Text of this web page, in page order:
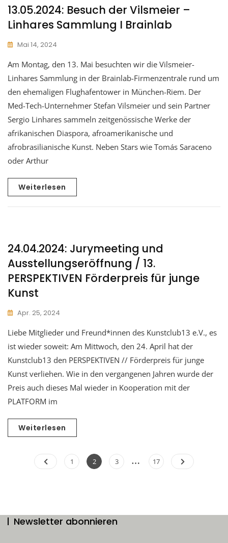
13.05.2024: Besuch der Vilsmeier –
Linhares Sammlung I Brainlab
Mai 14, 2024
Am Montag, den 13. Mai besuchten wir die Vilsmeier-
Linhares Sammlung in der Brainlab-Firmenzentrale rund um
den ehemaligen Flughafentower in München-Riem. Der
Med-Tech-Unternehmer Stefan Vilsmeier und sein Partner
Sergio Linhares sammeln zeitgenössische Werke der
afrikanischen Diaspora, afroamerikanische und
afrobrasilianische Kunst. Neben Stars wie Tomás Saraceno
oder Arthur
Weiterlesen
24.04.2024: Jurymeeting und
Ausstellungseröffnung / 13.
PERSPEKTIVEN Förderpreis für junge
Kunst
Apr. 25, 2024
Liebe Mitglieder und Freund*innen des Kunstclub13 e.V., es
ist wieder soweit: Am Mittwoch, den 24. April hat der
Kunstclub13 den PERSPEKTIVEN // Förderpreis für junge
Kunst verliehen. Wie in den vergangenen Jahren wurde der
Preis auch dieses Mal wieder in Kooperation mit der
PLATFORM im
Weiterlesen
Page
1 Page
2 Page
3 … Page
17
Newsletter abonnieren